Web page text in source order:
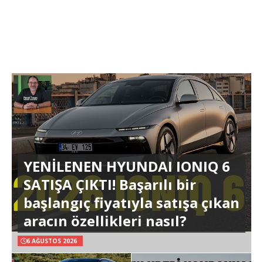
YENİLENEN HYUNDAI IONIQ 6
SATIŞA ÇIKTI! Başarılı bir
başlangıç fiyatıyla satışa çıkan
aracın özellikleri nasıl?
6 AĞUSTOS 2026